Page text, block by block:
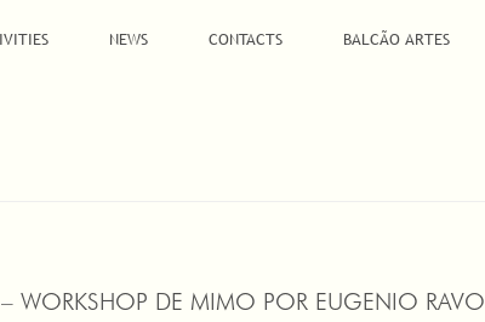
NEWS CONTACTS BALCÃO ARTES
WORKSHOP DE MIMO POR EUGENIO RAVO